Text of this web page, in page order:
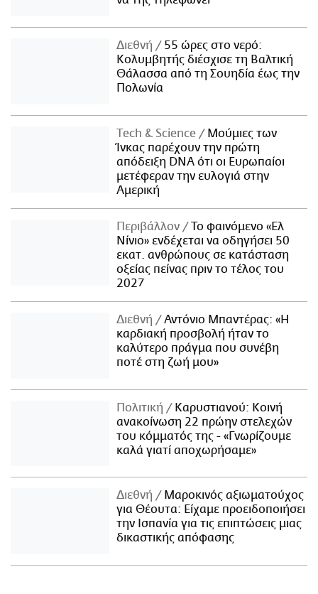
Διεθνή
55 ώρες στο νερό:
Κολυμβητής διέσχισε τη Βαλτική
Θάλασσα από τη Σουηδία έως την
Πολωνία
Τech & Science
Μούμιες των
Ίνκας παρέχουν την πρώτη
απόδειξη DNA ότι οι Ευρωπαίοι
μετέφεραν την ευλογιά στην
Αμερική
Περιβάλλον
Το φαινόμενο «Ελ
Νίνιο» ενδέχεται να οδηγήσει 50
εκατ. ανθρώπους σε κατάσταση
οξείας πείνας πριν το τέλος του
2027
Διεθνή
Αντόνιο Μπαντέρας: «Η
καρδιακή προσβολή ήταν το
καλύτερο πράγμα που συνέβη
ποτέ στη ζωή μου»
Πολιτική
Καρυστιανού: Κοινή
ανακοίνωση 22 πρώην στελεχών
του κόμματός της - «Γνωρίζουμε
καλά γιατί αποχωρήσαμε»
Διεθνή
Μαροκινός αξιωματούχος
για Θέουτα: Είχαμε προειδοποιήσει
την Ισπανία για τις επιπτώσεις μιας
δικαστικής απόφασης